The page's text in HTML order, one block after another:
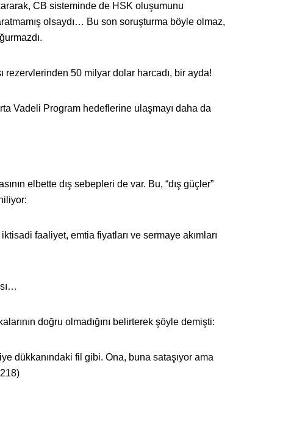
CB sisteminde de HSK oluşumunu
olsaydı… Bu son soruşturma böyle olmaz,
50 milyar dolar harcadı, bir ayda!
Vadeli Program hedeflerine ulaşmayı daha da
elbette dış sebepleri de var. Bu, “dış güçler”
faaliyet, emtia fiyatları ve sermaye akımları
doğru olmadığını belirterek şöyle demişti:
dükkanındaki fil gibi. Ona, buna sataşıyor ama